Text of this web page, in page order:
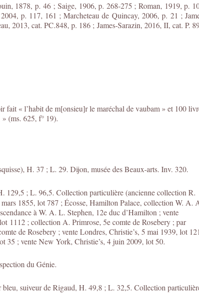
1878, p. 46 ; Saige, 1906, p. 268-275 ; Roman, 1919, p.
p. 117, 161 ; Marcheteau de Quincay, 2006, p. 21 ;
2013, cat. PC.848, p. 186 ; James-Sarazin, 2016, II, cat. P.
fait « l’habit de m[onsieu]r le maréchal de vaubam » et 100
(ms. 625, f° 19).
H. 37 ; L. 29. Dijon, musée des Beaux-arts. Inv. 320.
129,5 ; L. 96,5. Collection particulière (ancienne collection R.
1855, lot 787 ; Écosse, Hamilton Palace, collection W. A.
à W. A. L. Stephen, 12e duc d’Hamilton ; vente
1112 ; collection A. Primrose, 5e comte de Rosebery ; par
de Rosebery ; vente Londres, Christie’s, 5 mai 1939, lot
35 ; vente New York, Christie’s, 4 juin 2009, lot 50.
du Génie.
bleu, suiveur de Rigaud, H. 49,8 ; L. 32,5. Collection